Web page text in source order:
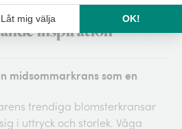
inspiration
midsommarkrans som en
trendiga blomsterkransar
i uttryck och storlek. Våga